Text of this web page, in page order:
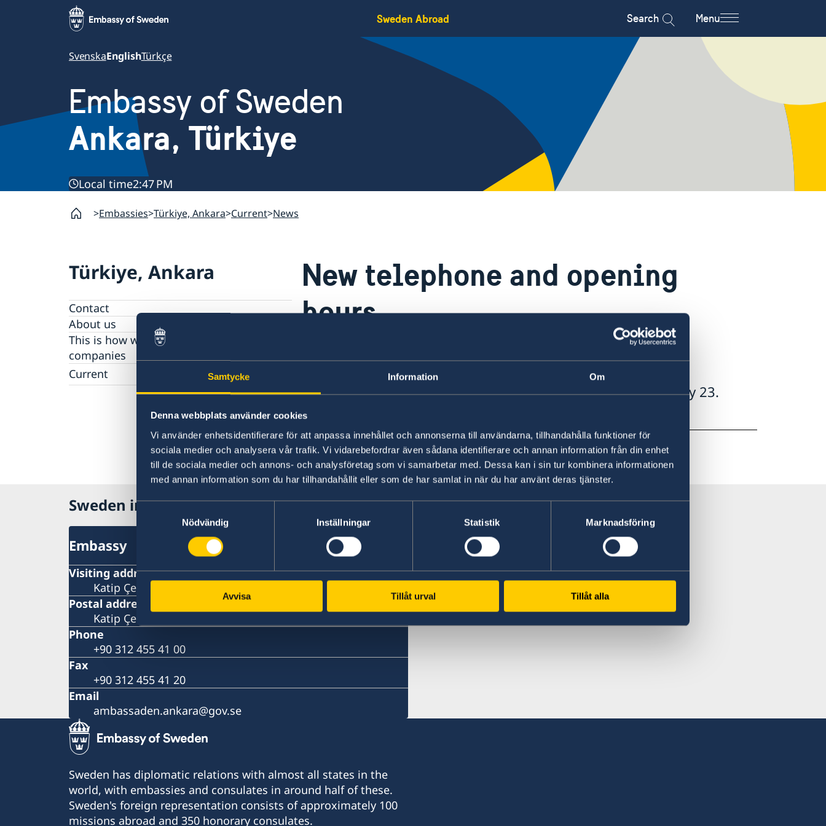
Samtycke Information Om
Denna webbplats använder cookies
Vi använder enhetsidentifierare för att anpassa innehållet och annonserna till användarna, tillhandahålla funktioner för
sociala medier och analysera vår trafik. Vi vidarebefordrar även sådana identifierare och annan information från din enhet
till de sociala medier och annons- och analysföretag som vi samarbetar med. Dessa kan i sin tur kombinera informationen
med annan information som du har tillhandahållit eller som de har samlat in när du har använt deras tjänster.
Nödvändig
Inställningar Statistik Marknadsföring
Avvisa Tillåt urval Tillåt alla
Sweden Abroad Search Menu
SvenskaEnglishTürkçe
Embassy of Sweden
Ankara, Türkiye
Local time2:47 PM
Embassies Türkiye, Ankara Current News
Türkiye, Ankara
Contact
About us
This is how we support Swedish
companies
We are a resource for Swedish companies
Team Sweden
How We Can Support You
Swedish Companies in Türkiye
Current
New telephone and opening
hours
20 Mar 2020
We have new phone hours and opening hours - as of Monday 23.
Find our updated contact information
Last updated 20 Mar 2020, 2.59 PM
Sweden in Türkiye
Embassy
Visiting address
Katip Çelebi Sokak No:7 Kavaklıdere / Ankara
Postal address
Katip Çelebi Sokak No:7 Kavaklıdere / Ankara
Phone
+90 312 455 41 00
Fax
+90 312 455 41 20
Email
ambassaden.ankara@gov.se
Sweden has diplomatic relations with almost all states in the
world, with embassies and consulates in around half of these.
Sweden's foreign representation consists of approximately 100
missions abroad and 350 honorary consulates.